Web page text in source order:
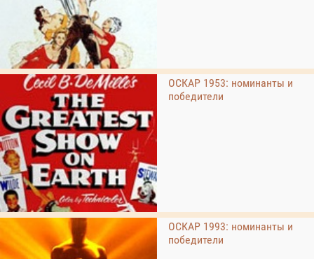
ОСКАР 1953: номинанты и
победители
ОСКАР 1993: номинанты и
победители